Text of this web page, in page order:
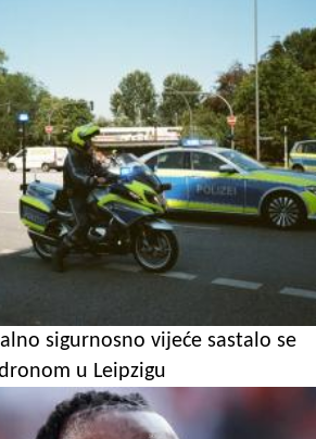
sigurnosno vijeće sastalo se
u Leipzigu